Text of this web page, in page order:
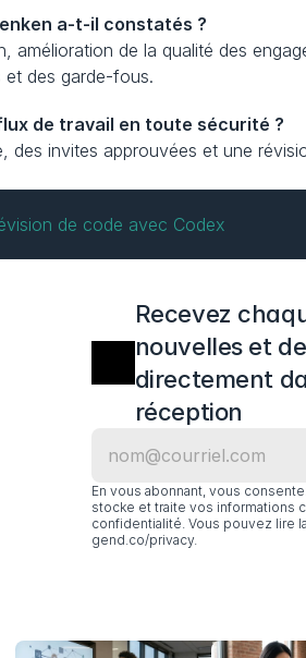
a-t-il constatés ?
amélioration de la qualité des
et des garde-fous.
de travail en toute sécurité ?
des invites approuvées et une
de code avec Codex
Recevez
nouvelles et
directement
réception
En vous abonnant, vous
stocke et traite vos informations
confidentialité. Vous pouvez lire
gend.co/privacy.